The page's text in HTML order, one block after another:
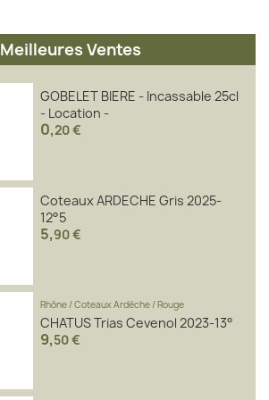
Meilleures Ventes
GOBELET BIERE - Incassable 25cl
- Location -
0,20 €
Coteaux ARDECHE Gris 2025-
12°5
5,90 €
Rhône/Coteaux Ardèche/Rouge
CHATUS Trias Cevenol 2023-13°
9,50 €